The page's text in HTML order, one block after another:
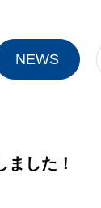
NEWS
ました！